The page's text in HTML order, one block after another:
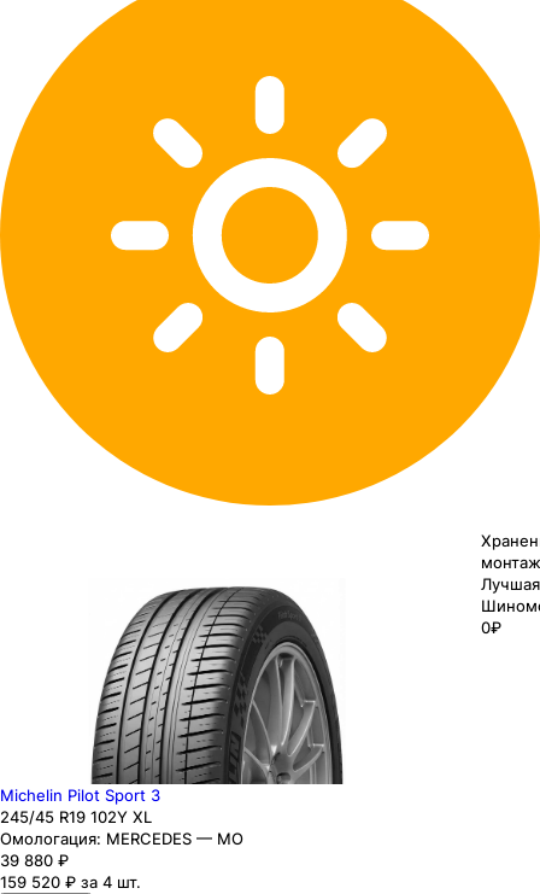
0₽
Michelin Pilot Sport 3
245/45 R19 102Y XL
Омологация: MERCEDES — MO
39 880 ₽
159 520 ₽ за 4 шт.